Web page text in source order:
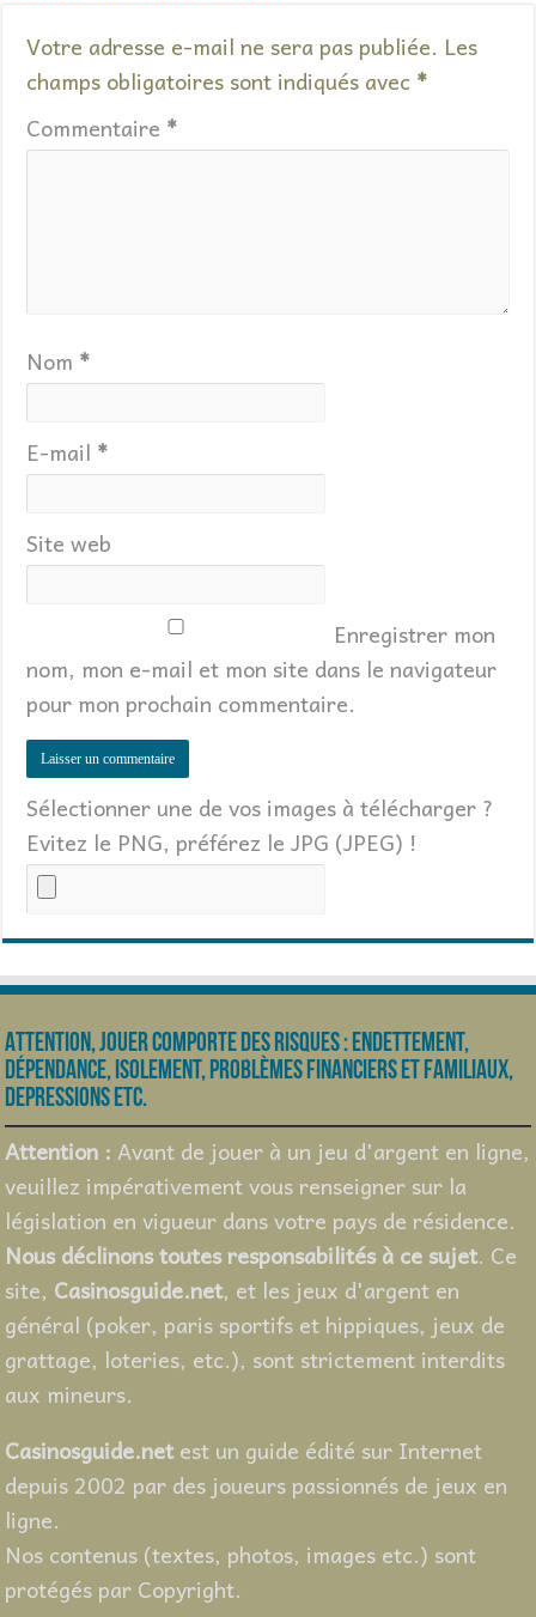
Votre adresse e-mail ne sera pas publiée. Les
champs obligatoires sont indiqués avec *
Commentaire *
Nom *
E-mail *
Site web
Enregistrer mon
nom, mon e-mail et mon site dans le navigateur
pour mon prochain commentaire.
Sélectionner une de vos images à télécharger ?
Evitez le PNG, préférez le JPG (JPEG) !
Attention, jouer comporte des risques : endettement,
dépendance, isolement, problèmes financiers et familiaux,
depressions etc.
Attention : Avant de jouer à un jeu d'argent en ligne,
veuillez impérativement vous renseigner sur la
législation en vigueur dans votre pays de résidence.
Nous déclinons toutes responsabilités à ce sujet. Ce
site, Casinosguide.net, et les jeux d'argent en
général (poker, paris sportifs et hippiques, jeux de
grattage, loteries, etc.), sont strictement interdits
aux mineurs.
Casinosguide.netest un guide édité sur Internet
depuis 2002 par des joueurs passionnés de jeux en
ligne.
Nos contenus (textes, photos, images etc.) sont
protégés par Copyright.